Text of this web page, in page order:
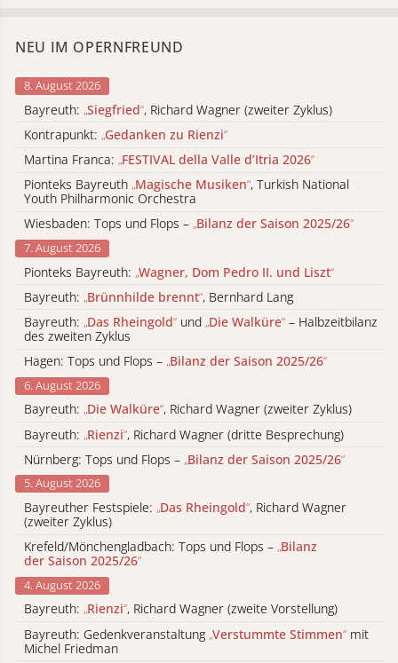
NEU IM OPERNFREUND
8. August 2026
Bayreuth: „Siegfried“, Richard Wagner (zweiter Zyklus)
Kontrapunkt: „Gedanken zu Rienzi“
Martina Franca: „FESTIVAL della Valle d’Itria 2026“
Pionteks Bayreuth „Magische Musiken“, Turkish National
Youth Philharmonic Orchestra
Wiesbaden: Tops und Flops – „Bilanz der Saison 2025/26“
7. August 2026
Pionteks Bayreuth: „Wagner, Dom Pedro II. und Liszt“
Bayreuth: „Brünnhilde brennt“, Bernhard Lang
Bayreuth: „Das Rheingold“ und „Die Walküre“ – Halbzeitbilanz
des zweiten Zyklus
Hagen: Tops und Flops – „Bilanz der Saison 2025/26“
6. August 2026
Bayreuth: „Die Walküre“, Richard Wagner (zweiter Zyklus)
Bayreuth: „Rienzi“, Richard Wagner (dritte Besprechung)
Nürnberg: Tops und Flops – „Bilanz der Saison 2025/26“
5. August 2026
Bayreuther Festspiele: „Das Rheingold“, Richard Wagner
(zweiter Zyklus)
Krefeld/Mönchengladbach: Tops und Flops – „Bilanz
der Saison 2025/26“
4. August 2026
Bayreuth: „Rienzi“, Richard Wagner (zweite Vorstellung)
Bayreuth: Gedenkveranstaltung „Verstummte Stimmen“ mit
Michel Friedman